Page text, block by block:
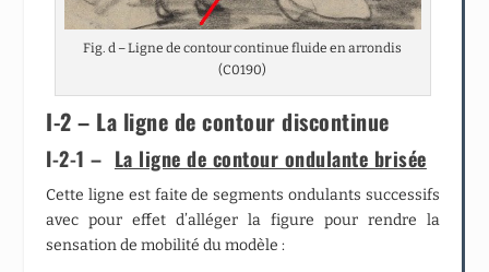
Fig. d – Ligne de contour continue fluide en arrondis
(C0190)
I-2 – La ligne de contour discontinue
I-2-1 – La ligne de contour ondulante brisée
Cette ligne est faite de segments ondulants successifs
avec pour effet d’alléger la figure pour rendre la
sensation de mobilité du modèle :